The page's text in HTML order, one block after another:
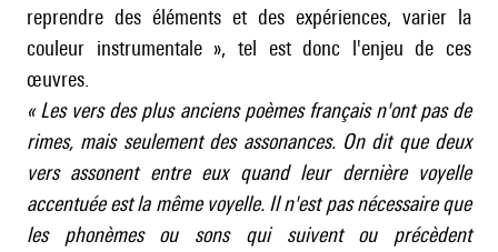
reprendre des éléments et des expériences, varier la
couleur instrumentale », tel est donc l'enjeu de ces
œuvres.
« Les vers des plus anciens poèmes français n'ont pas de
rimes, mais seulement des assonances. On dit que deux
vers assonent entre eux quand leur dernière voyelle
accentuée est la même voyelle. Il n'est pas nécessaire que
les phonèmes ou sons qui suivent ou précèdent